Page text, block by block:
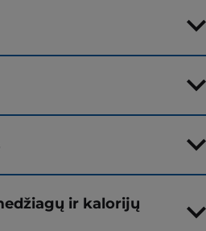
ir kalorijų